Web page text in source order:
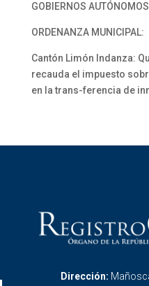
GOBIERNOS
ORDENANZA MUNICIPAL:
Cantón Limón Indanza:
recauda el impuesto
en la trans-ferencia de
Dirección: